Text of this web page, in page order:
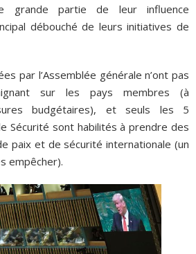
grande partie de leur influence
débouché de leurs initiatives de
par l’Assemblée générale n’ont pas
sur les pays membres (à
budgétaires), et seuls les 5
Sécurité sont habilités à prendre des
paix et de sécurité internationale (un
empêcher).